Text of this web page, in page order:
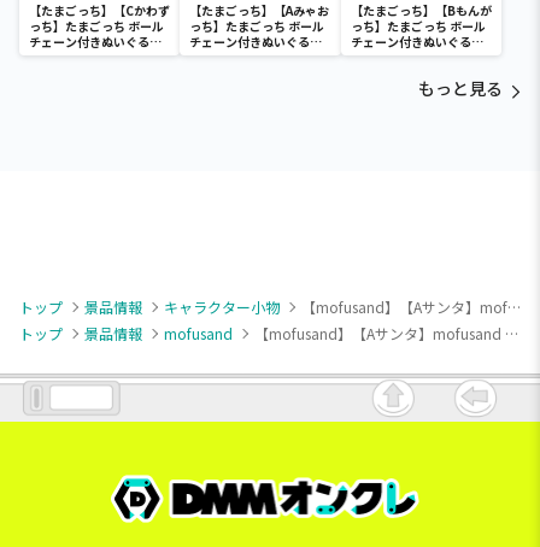
【たまごっち】【Cかわず
っち】たまごっち ボール
チェーン付きぬいぐるみ
～Tamagotchi
【たまごっち】【Aみゃお
っち】たまごっち ボール
チェーン付きぬいぐるみ
～Tamagotchi
【たまごっち】【Bもんが
っち】たまごっち ボール
チェーン付きぬいぐるみ
～Tamagotchi
もっと見る
トップ 景品情報 キャラクター小物
【mofusand】【Aサンタ】mofusand クリスマスにゃんマスコット
トップ
景品情報 mofusand 【mofusand】【Aサンタ】mofusand クリスマスにゃんマスコット